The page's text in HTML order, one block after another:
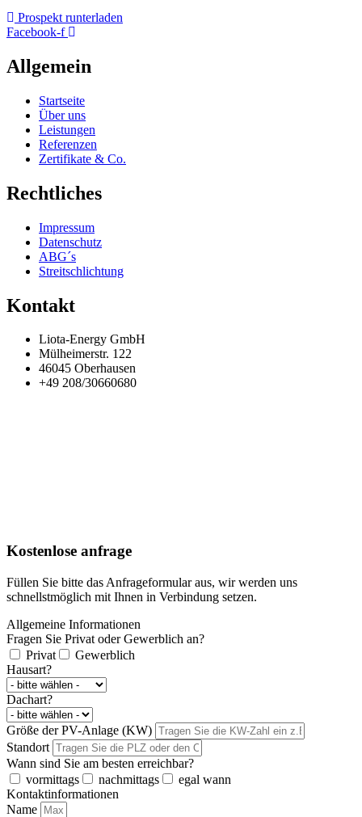
Prospekt runterladen
Facebook-f
Allgemein
Startseite
Über uns
Leistungen
Referenzen
Zertifikate & Co.
Rechtliches
Impressum
Datenschutz
ABG´s
Streitschlichtung
Kontakt
Liota-Energy GmbH
Mülheimerstr. 122
46045 Oberhausen
+49 208/30660680
Kostenlose anfrage
Füllen Sie bitte das Anfrageformular aus, wir werden uns
schnellstmöglich mit Ihnen in Verbindung setzen.
Allgemeine Informationen
Fragen Sie Privat oder Gewerblich an?
Privat
Gewerblich
Hausart?
Dachart?
Größe der PV-Anlage (KW)
Standort
Wann sind Sie am besten erreichbar?
vormittags
nachmittags
egal wann
Kontaktinformationen
Name